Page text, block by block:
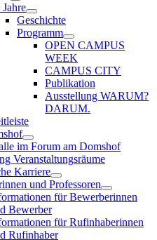
Jahre
Geschichte
Programm
OPEN CAMPUS
WEEK
CAMPUS CITY
Publikation
Ausstellung WARUM?
DARUM.
im Forum am Domshof
Veranstaltungsräume
Karriere
und Professoren
für Bewerberinnen
Bewerber
für Rufinhaberinnen
Rufinhaber